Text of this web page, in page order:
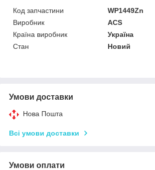
Код запчастини
WP1449Zn
Виробник
ACS
Країна виробник
Україна
Стан
Новий
Умови доставки
Нова Пошта
Всі умови доставки
Умови оплати